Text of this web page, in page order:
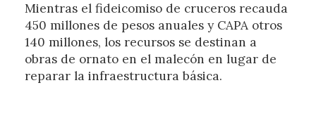
Mientras el fideicomiso de cruceros recauda
450 millones de pesos anuales y CAPA otros
140 millones, los recursos se destinan a
obras de ornato en el malecón en lugar de
reparar la infraestructura básica.